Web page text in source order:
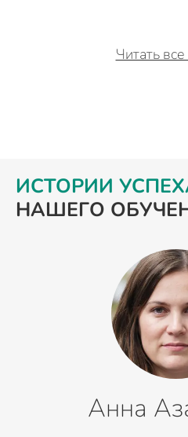
Читать
ИСТОРИИ
НАШЕГО
Анна